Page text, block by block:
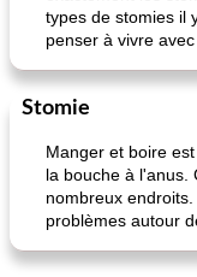
types de stomies il
penser à vivre
Stomie
Manger et boire
la bouche à l'anus.
nombreux
problèmes autour